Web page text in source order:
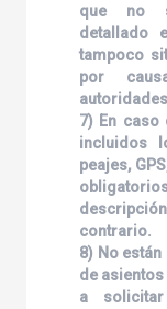
que no
detallado
tampoco
por
7) En caso
incluidos
peajes,
contrario.
8) No
de
a